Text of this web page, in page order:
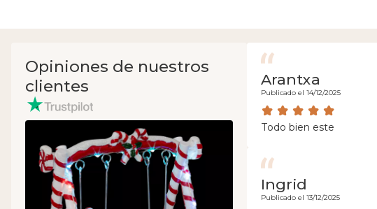
Opiniones de nuestros
clientes
Arantxa
Publicado el 14/12/2025
Todo bien este
Ingrid
Publicado el 13/12/2025